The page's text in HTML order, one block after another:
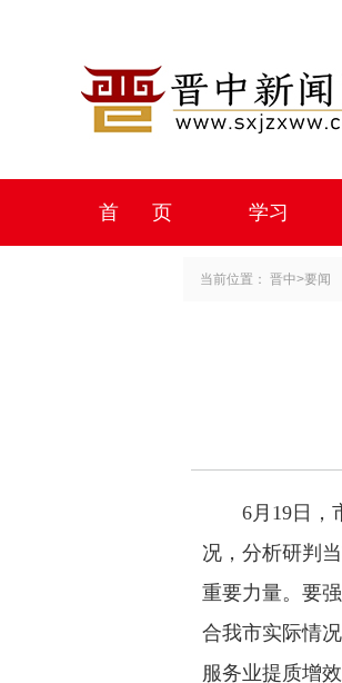
首 页 学习
当前位置： 晋中>要闻
6月19日，
况，分析研判
重要力量。要
合我市实际情
服务业提质增